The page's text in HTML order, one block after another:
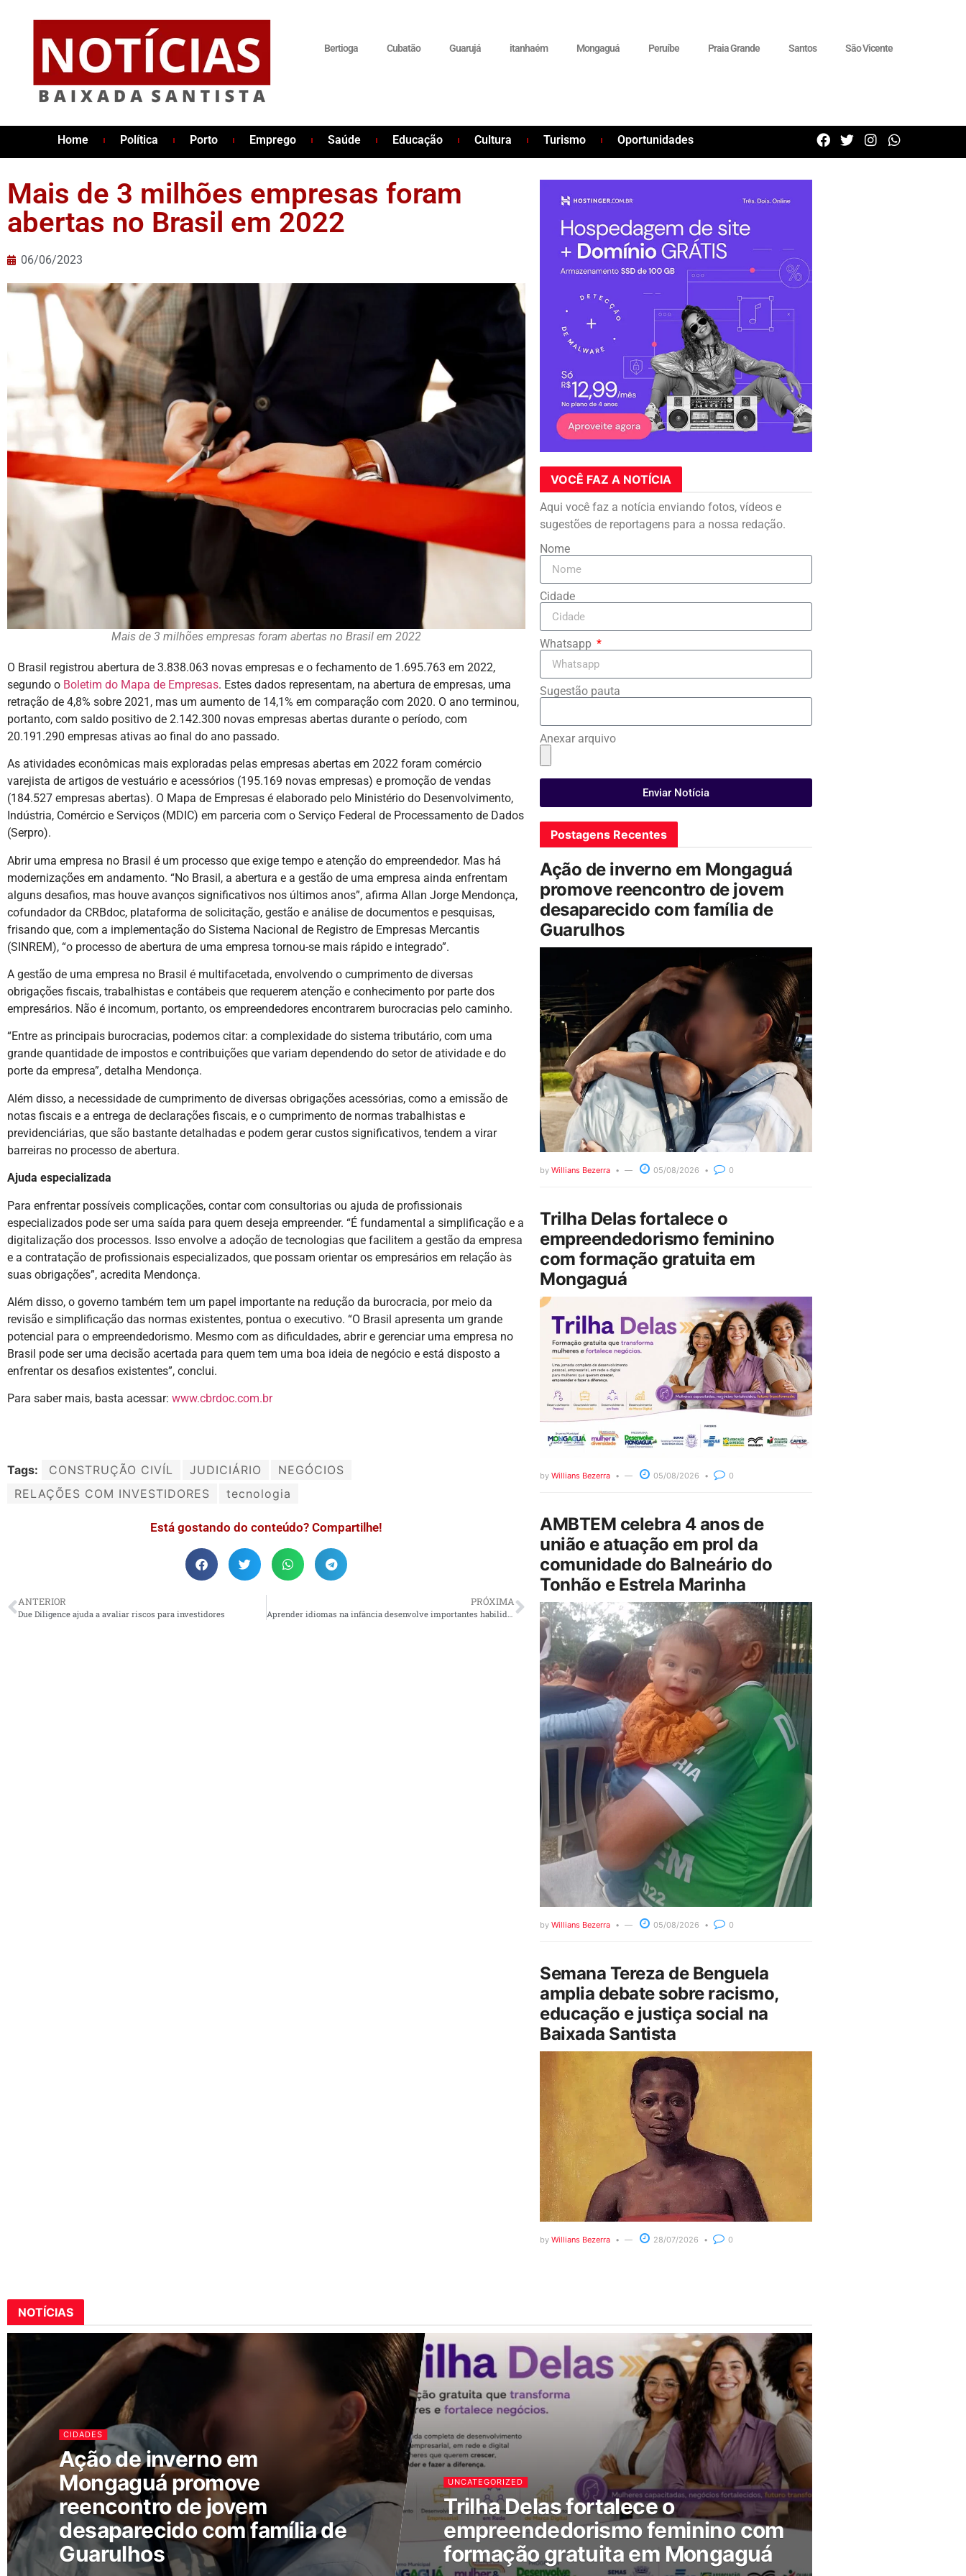
Bertioga Cubatão Guarujá itanhaém Mongaguá Peruíbe Praia Grande Santos São Vicente
Home Política Porto Emprego Saúde Educação Cultura Turismo Oportunidades
Mais de 3 milhões empresas foram
abertas no Brasil em 2022
06/06/2023
Mais de 3 milhões empresas foram abertas no Brasil em 2022
O Brasil registrou abertura de 3.838.063 novas empresas e o fechamento de 1.695.763 em 2022,
segundo o Boletim do Mapa de Empresas. Estes dados representam, na abertura de empresas, uma
retração de 4,8% sobre 2021, mas um aumento de 14,1% em comparação com 2020. O ano terminou,
portanto, com saldo positivo de 2.142.300 novas empresas abertas durante o período, com
20.191.290 empresas ativas ao final do ano passado.
As atividades econômicas mais exploradas pelas empresas abertas em 2022 foram comércio
varejista de artigos de vestuário e acessórios (195.169 novas empresas) e promoção de vendas
(184.527 empresas abertas). O Mapa de Empresas é elaborado pelo Ministério do Desenvolvimento,
Indústria, Comércio e Serviços (MDIC) em parceria com o Serviço Federal de Processamento de Dados
(Serpro).
Abrir uma empresa no Brasil é um processo que exige tempo e atenção do empreendedor. Mas há
modernizações em andamento. “No Brasil, a abertura e a gestão de uma empresa ainda enfrentam
alguns desafios, mas houve avanços significativos nos últimos anos”, afirma Allan Jorge Mendonça,
cofundador da CRBdoc, plataforma de solicitação, gestão e análise de documentos e pesquisas,
frisando que, com a implementação do Sistema Nacional de Registro de Empresas Mercantis
(SINREM), “o processo de abertura de uma empresa tornou-se mais rápido e integrado”.
A gestão de uma empresa no Brasil é multifacetada, envolvendo o cumprimento de diversas
obrigações fiscais, trabalhistas e contábeis que requerem atenção e conhecimento por parte dos
empresários. Não é incomum, portanto, os empreendedores encontrarem burocracias pelo caminho.
“Entre as principais burocracias, podemos citar: a complexidade do sistema tributário, com uma
grande quantidade de impostos e contribuições que variam dependendo do setor de atividade e do
porte da empresa”, detalha Mendonça.
Além disso, a necessidade de cumprimento de diversas obrigações acessórias, como a emissão de
notas fiscais e a entrega de declarações fiscais, e o cumprimento de normas trabalhistas e
previdenciárias, que são bastante detalhadas e podem gerar custos significativos, tendem a virar
barreiras no processo de abertura.
Ajuda especializada
Para enfrentar possíveis complicações, contar com consultorias ou ajuda de profissionais
especializados pode ser uma saída para quem deseja empreender. “É fundamental a simplificação e a
digitalização dos processos. Isso envolve a adoção de tecnologias que facilitem a gestão da empresa
e a contratação de profissionais especializados, que possam orientar os empresários em relação às
suas obrigações”, acredita Mendonça.
Além disso, o governo também tem um papel importante na redução da burocracia, por meio da
revisão e simplificação das normas existentes, pontua o executivo. “O Brasil apresenta um grande
potencial para o empreendedorismo. Mesmo com as dificuldades, abrir e gerenciar uma empresa no
Brasil pode ser uma decisão acertada para quem tem uma boa ideia de negócio e está disposto a
enfrentar os desafios existentes”, conclui.
Para saber mais, basta acessar: www.cbrdoc.com.br
Tags: CONSTRUÇÃO CIVÍL JUDICIÁRIO
NEGÓCIOS
RELAÇÕES COM INVESTIDORES
tecnologia
Está gostando do conteúdo? Compartilhe!
ANTERIOR
Due Diligence ajuda a avaliar riscos para investidores
PRÓXIMA
Aprender idiomas na infância desenvolve importantes habilidades cognitivas
VOCÊ FAZ A NOTÍCIA
Aqui você faz a notícia enviando fotos, vídeos e
sugestões de reportagens para a nossa redação.
Nome
Cidade
Whatsapp
Sugestão pauta
Anexar arquivo
Enviar Notícia
Postagens Recentes
Ação de inverno em Mongaguá
promove reencontro de jovem
desaparecido com família de
Guarulhos
by Willians Bezerra 05/08/2026 0
Trilha Delas fortalece o
empreendedorismo feminino
com formação gratuita em
Mongaguá
by Willians Bezerra 05/08/2026 0
AMBTEM celebra 4 anos de
união e atuação em prol da
comunidade do Balneário do
Tonhão e Estrela Marinha
by Willians Bezerra 05/08/2026 0
Semana Tereza de Benguela
amplia debate sobre racismo,
educação e justiça social na
Baixada Santista
by Willians Bezerra 28/07/2026 0
NOTÍCIAS
CIDADES
Ação de inverno em
Mongaguá promove
reencontro de jovem
desaparecido com família de
Guarulhos
UNCATEGORIZED
Trilha Delas fortalece o
empreendedorismo feminino com
formação gratuita em Mongaguá